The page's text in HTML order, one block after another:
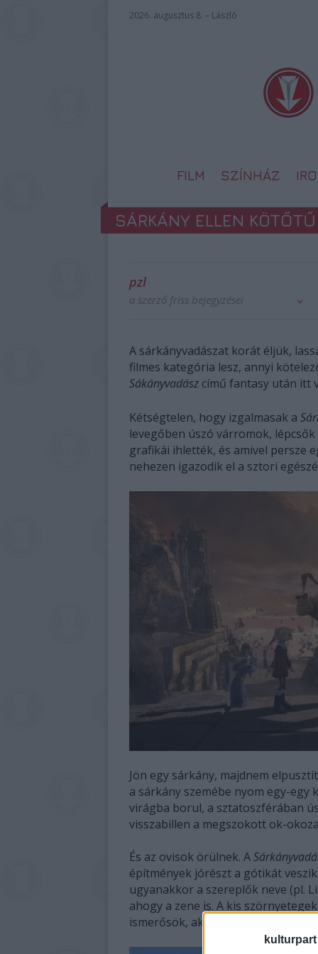
kulturpart
2026. augusztus 8. – László
FILM SZÍNHÁZ
SÁRKÁNY ELLEN KÖTŐTŰ
pzl
a szerző friss bejegyzései
A sárkányvadászat korát éljük,
filmes kategória lesz, annyi
Sákányvadász című fantasy után itt
Kétségtelen, hogy izgalmasak a
levegőben úszó várromok,
grafikái ihlették, és amivel persze
nehezen igazodik el a sztori
Jön egy sárkány, majdnem
a sárkány szemébe nyom egy-egy
virágba borul, a sztatoszférában
visszabillen a megszokott ok-
És az ovisok örülnek. A
építmények jórészt a gótikát
ugyanakkor a szereplők neve (pl.
ahogy a zene is. A kis
ismerősök, akik a WC pereme